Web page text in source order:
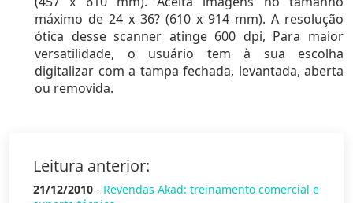
máximo de 24 x 36? (610 x 914 mm). A resolução
ótica desse scanner atinge 600 dpi, Para maior
versatilidade, o usuário tem à sua escolha
digitalizar com a tampa fechada, levantada, aberta
ou removida.
Leitura anterior:
21/12/2010 - Revendas Akad: treinamento comercial e